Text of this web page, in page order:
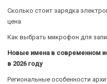
Сколько стоит зарядка
цена
Как выбрать микрофон для
Новые имена в современном
в 2026 году
Региональные особенности